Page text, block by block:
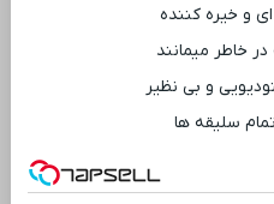
و خیره‌ کننده
خاطر میمانند
و بی ‌نظیر
سلیقه ‌ها